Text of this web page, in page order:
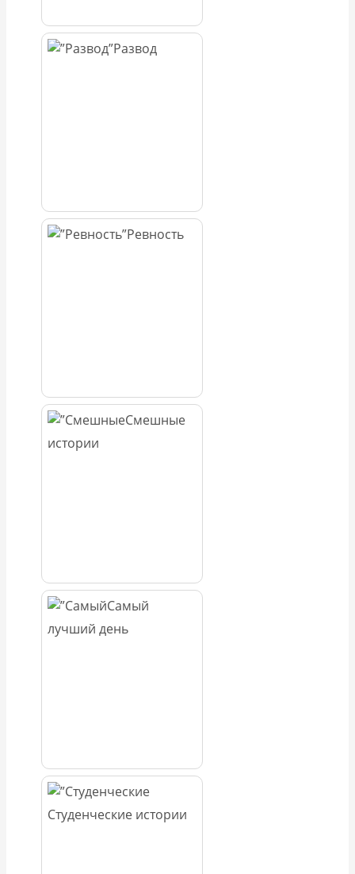
Развод
Ревность
Смешные
истории
Самый
лучший день
Студенческие истории